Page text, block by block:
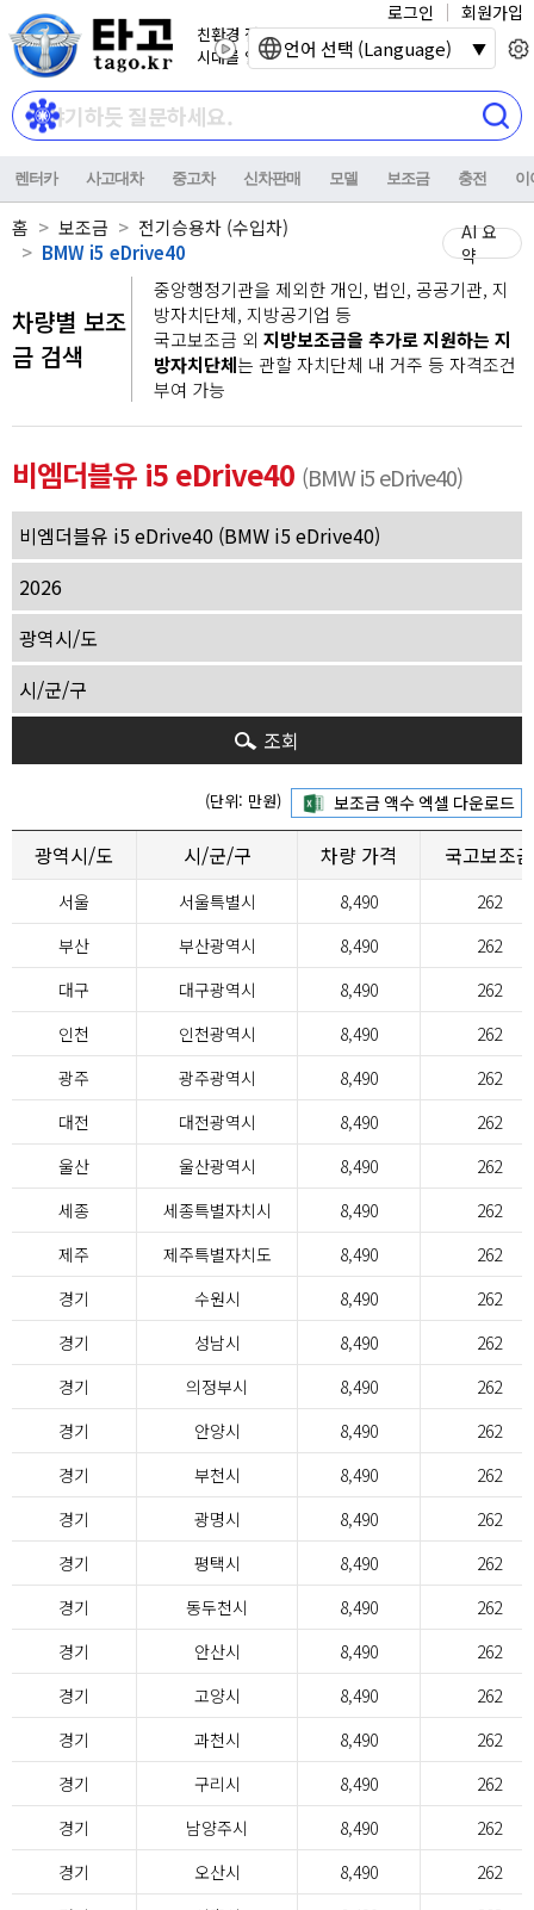
친환경 전기자동차
시대를 열어갑니다.
로그인 회원가입
렌터카 사고대차 중고차 신차판매 모델 보조금 충전 이
홈 보조금
전기승용차 (수입차)
BMW i5 eDrive40
AI 요
약
차량별 보조
금 검색
중앙행정기관을 제외한 개인, 법인, 공공기관, 지
방자치단체, 지방공기업 등
국고보조금 외 지방보조금을 추가로 지원하는 지
방자치단체는 관할 자치단체 내 거주 등 자격조건
부여 가능
비엠더블유 i5 eDrive40 (BMW i5 eDrive40)
조회
(단위: 만원)
광역시/도 시/군/구 차량 가격 국고보조금
서울 서울특별시 8,490
262
부산
부산광역시 8,490
262
대구
대구광역시 8,490
262
인천
인천광역시 8,490
262
광주
광주광역시 8,490
262
대전
대전광역시 8,490
262
울산
울산광역시 8,490
262
세종
세종특별자치시 8,490
262
제주
제주특별자치도 8,490
262
경기
수원시 8,490
262
경기
성남시 8,490
262
경기
의정부시 8,490
262
경기
안양시 8,490
262
경기
부천시 8,490
262
경기
광명시 8,490
262
경기
평택시 8,490
262
경기
동두천시 8,490
262
경기
안산시 8,490
262
경기
고양시 8,490
262
경기
과천시 8,490
262
경기
구리시 8,490
262
경기
남양주시 8,490
262
경기
오산시 8,490
262
언어 선택 (Language)